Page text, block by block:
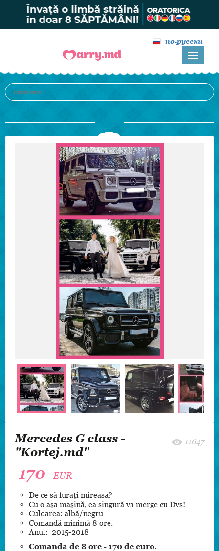
по-русски
Mercedes G class -
"Kortej.md"
11647
170 EUR
De ce să furați mireasa?
Cu o așa mașină, ea singură va merge cu Dvs!
Culoarea: albă/negru
Comandă minimă 8 ore.
Anul: 2015-2018
Comanda de 8 ore - 170 de euro.